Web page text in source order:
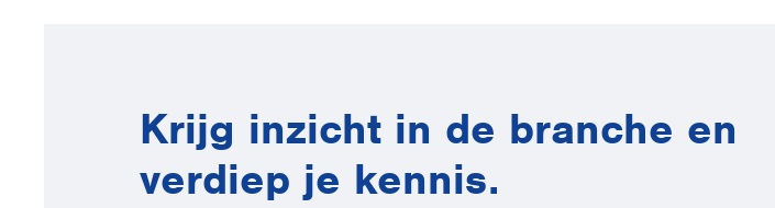
Krijg inzicht in de branche en
verdiep je kennis.